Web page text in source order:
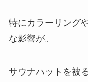
特にカラーリング
な影響が。
サウナハットを被